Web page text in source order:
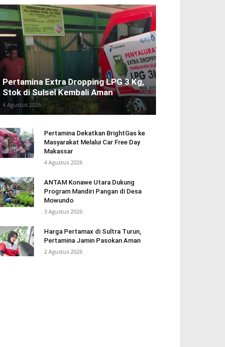
Pertamina Extra Dropping LPG 3 Kg,
Stok di Sulsel Kembali Aman
4 Agustus 2026
Pertamina Dekatkan BrightGas ke
Masyarakat Melalui Car Free Day
Makassar
4 Agustus 2026
ANTAM Konawe Utara Dukung
Program Mandiri Pangan di Desa
Mowundo
3 Agustus 2026
Harga Pertamax di Sultra Turun,
Pertamina Jamin Pasokan Aman
2 Agustus 2026